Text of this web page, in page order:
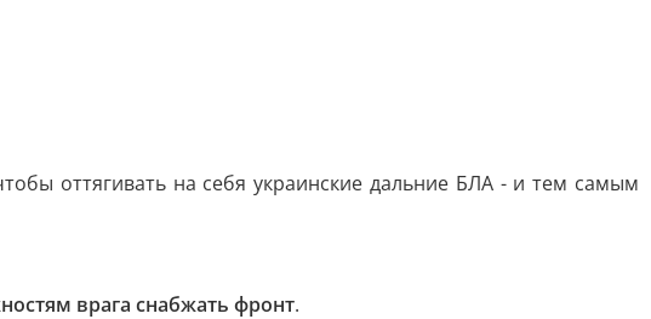
оттягивать на себя украинские дальние БЛА - и тем самым
врага снабжать фронт.